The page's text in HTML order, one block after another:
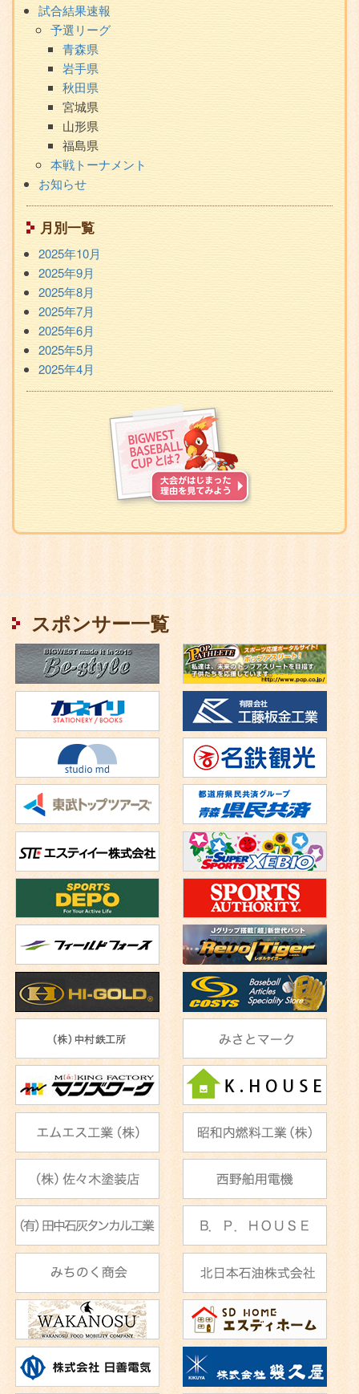
ブ
メ
試合結果速報
予選リーグ
青森県
岩手県
秋田県
宮城県
山形県
福島県
本戦トーナメント
お知らせ
月別一覧
2025年10月
2025年9月
2025年8月
2025年7月
2025年6月
2025年5月
2025年4月
Facebook
ペ
ー
ジ スポンサー一覧